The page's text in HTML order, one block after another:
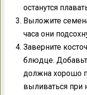
останутся
Выложите
часа они
Заверните
блюдце.
должна хорошо
выливаться при